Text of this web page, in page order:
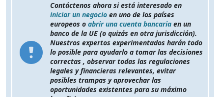
Contáctenos ahora si está interesado en
iniciar un negocio en uno de los países
europeos o abrir una cuenta bancaria en un
banco de la UE (o quizás en otra jurisdicción).
Nuestros expertos experimentados harán todo
lo posible para ayudarlo a tomar las decisiones
correctas , observar todas las regulaciones
legales y financieras relevantes, evitar
posibles trampas y aprovechar las
oportunidades existentes para su máximo